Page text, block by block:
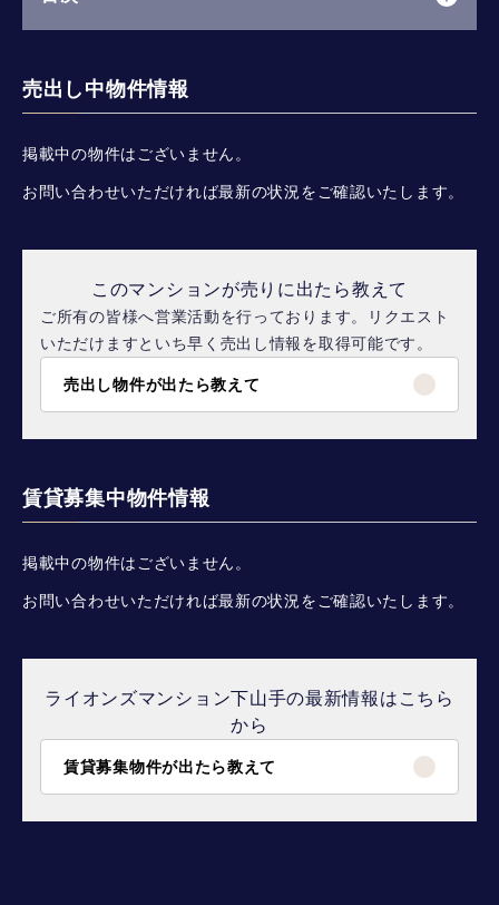
売出し中物件情報
掲載中の物件はございません。
お問い合わせいただければ最新の状況をご確認いたします。
このマンションが売りに出たら教えて
ご所有の皆様へ営業活動を行っております。リクエスト
いただけますといち早く売出し情報を取得可能です。
売出し物件が出たら教えて
賃貸募集中物件情報
掲載中の物件はございません。
お問い合わせいただければ最新の状況をご確認いたします。
ライオンズマンション下山手の最新情報はこちら
から
賃貸募集物件が出たら教えて